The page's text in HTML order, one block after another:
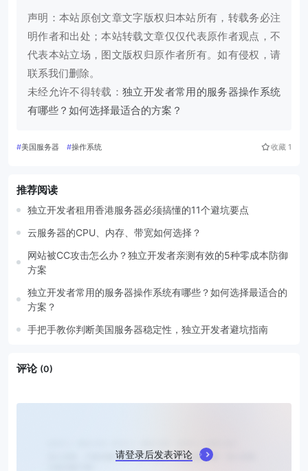
声明：本站原创文章文字版权归本站所有，转载务必注
明作者和出处；本站转载文章仅仅代表原作者观点，不
代表本站立场，图文版权归原作者所有。如有侵权，请
联系我们删除。
未经允许不得转载：独立开发者常用的服务器操作系统
有哪些？如何选择最适合的方案？
#美国服务器 #操作系统 收藏 1
推荐阅读
独立开发者租用香港服务器必须搞懂的11个避坑要点
云服务器的CPU、内存、带宽如何选择？
网站被CC攻击怎么办？独立开发者亲测有效的5种零成本防御
方案
独立开发者常用的服务器操作系统有哪些？如何选择最适合的
方案？
手把手教你判断美国服务器稳定性，独立开发者避坑指南
评论 (0)
请登录后发表评论